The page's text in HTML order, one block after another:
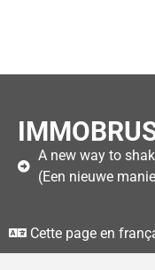
A new way to
(Een nieuwe
Cette page en